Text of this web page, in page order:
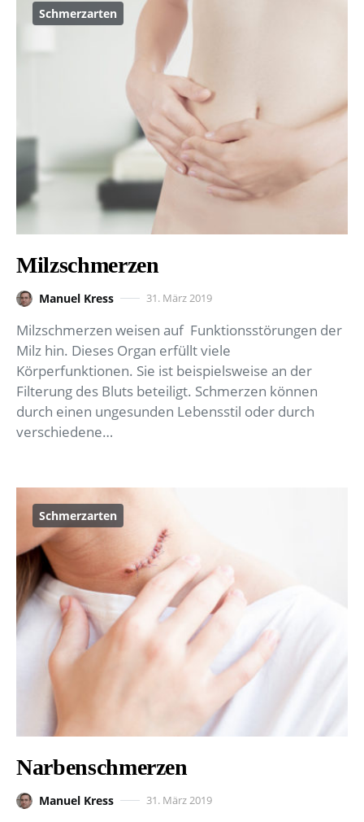
Schmerzarten
Milzschmerzen
Manuel Kress 31. März 2019
Milzschmerzen weisen auf Funktionsstörungen der
Milz hin. Dieses Organ erfüllt viele
Körperfunktionen. Sie ist beispielsweise an der
Filterung des Bluts beteiligt. Schmerzen können
durch einen ungesunden Lebensstil oder durch
verschiedene…
Schmerzarten
Narbenschmerzen
Manuel Kress 31. März 2019